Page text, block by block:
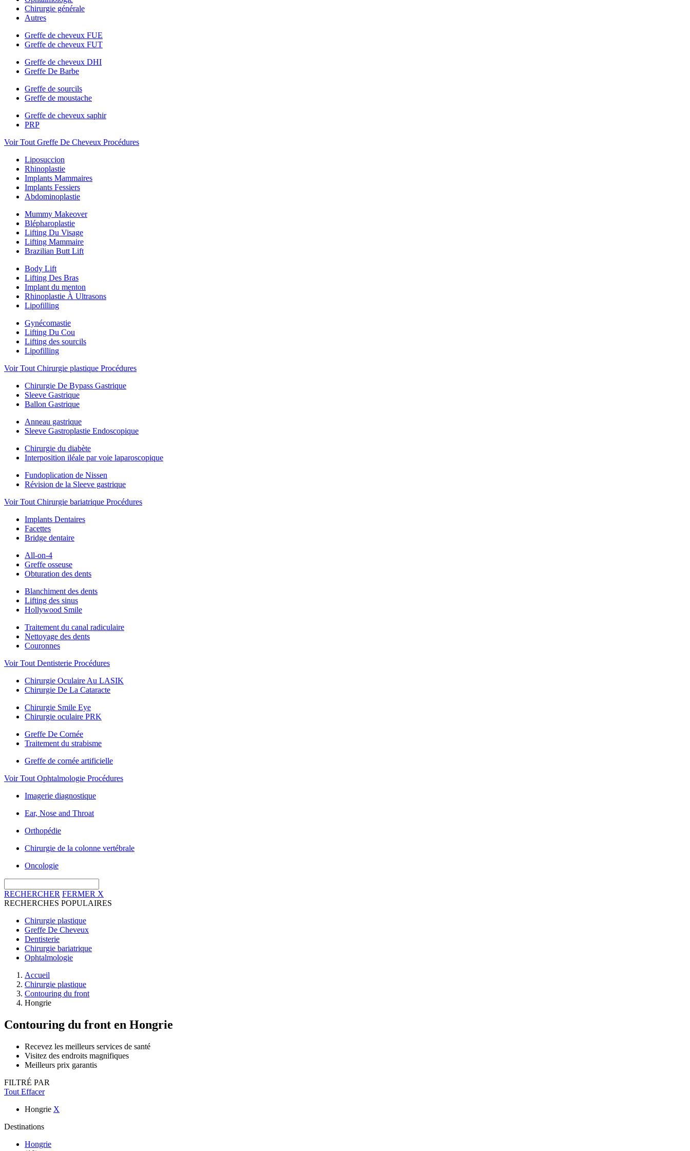
Chirurgie générale
Autres
Greffe de cheveux FUE
Greffe de cheveux FUT
Greffe de cheveux DHI
Greffe De Barbe
Greffe de sourcils
Greffe de moustache
Greffe de cheveux saphir
PRP
Voir Tout Greffe De Cheveux Procédures
Liposuccion
Rhinoplastie
Implants Mammaires
Implants Fessiers
Abdominoplastie
Mummy Makeover
Blépharoplastie
Lifting Du Visage
Lifting Mammaire
Brazilian Butt Lift
Body Lift
Lifting Des Bras
Implant du menton
Rhinoplastie À Ultrasons
Lipofilling
Gynécomastie
Lifting Du Cou
Lifting des sourcils
Lipofilling
Voir Tout Chirurgie plastique Procédures
Chirurgie De Bypass Gastrique
Sleeve Gastrique
Ballon Gastrique
Anneau gastrique
Sleeve Gastroplastie Endoscopique
Chirurgie du diabète
Interposition iléale par voie laparoscopique
Fundoplication de Nissen
Révision de la Sleeve gastrique
Voir Tout Chirurgie bariatrique Procédures
Implants Dentaires
Facettes
Bridge dentaire
All-on-4
Greffe osseuse
Obturation des dents
Blanchiment des dents
Lifting des sinus
Hollywood Smile
Traitement du canal radiculaire
Nettoyage des dents
Couronnes
Voir Tout Dentisterie Procédures
Chirurgie Oculaire Au LASIK
Chirurgie De La Cataracte
Chirurgie Smile Eye
Chirurgie oculaire PRK
Greffe De Cornée
Traitement du strabisme
Greffe de cornée artificielle
Voir Tout Ophtalmologie Procédures
Imagerie diagnostique
Ear, Nose and Throat
Orthopédie
Chirurgie de la colonne vertébrale
Oncologie
RECHERCHER FERMER X
RECHERCHES POPULAIRES
Chirurgie plastique
Greffe De Cheveux
Dentisterie
Chirurgie bariatrique
Ophtalmologie
Accueil
Chirurgie plastique
Contouring du front
Hongrie
Contouring du front en Hongrie
Recevez les meilleurs services de santé
Visitez des endroits magnifiques
Meilleurs prix garantis
FILTRÉ PAR
Tout Effacer
Hongrie X
Destinations
Hongrie